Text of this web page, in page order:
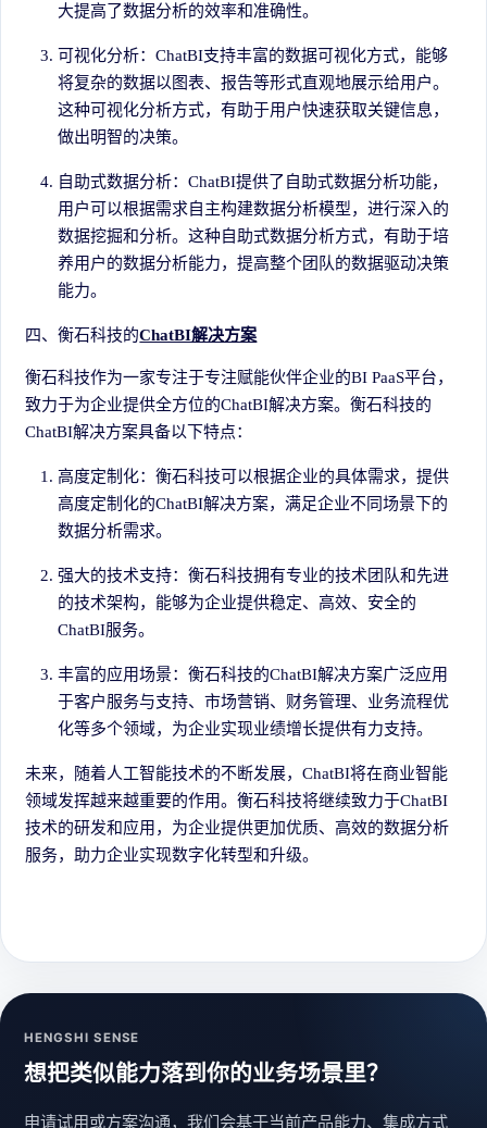
大提高了数据分析的效率和准确性。
可视化分析：ChatBI支持丰富的数据可视化方式，能够
将复杂的数据以图表、报告等形式直观地展示给用户。
这种可视化分析方式，有助于用户快速获取关键信息，
做出明智的决策。
自助式数据分析：ChatBI提供了自助式数据分析功能，
用户可以根据需求自主构建数据分析模型，进行深入的
数据挖掘和分析。这种自助式数据分析方式，有助于培
养用户的数据分析能力，提高整个团队的数据驱动决策
能力。
四、衡石科技的ChatBI解决方案
衡石科技作为一家专注于专注赋能伙伴企业的BI PaaS平台，
致力于为企业提供全方位的ChatBI解决方案。衡石科技的
ChatBI解决方案具备以下特点：
高度定制化：衡石科技可以根据企业的具体需求，提供
高度定制化的ChatBI解决方案，满足企业不同场景下的
数据分析需求。
强大的技术支持：衡石科技拥有专业的技术团队和先进
的技术架构，能够为企业提供稳定、高效、安全的
ChatBI服务。
丰富的应用场景：衡石科技的ChatBI解决方案广泛应用
于客户服务与支持、市场营销、财务管理、业务流程优
化等多个领域，为企业实现业绩增长提供有力支持。
未来，随着人工智能技术的不断发展，ChatBI将在商业智能
领域发挥越来越重要的作用。衡石科技将继续致力于ChatBI
技术的研发和应用，为企业提供更加优质、高效的数据分析
服务，助力企业实现数字化转型和升级。
HENGSHI SENSE
想把类似能力落到你的业务场景里？
申请试用或方案沟通，我们会基于当前产品能力、集成方式